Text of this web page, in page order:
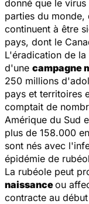
donné que le
parties du monde,
continuent à être
pays, dont le
L'éradication de
d'une campagne
250 millions
pays et territoires
comptait de
Amérique du Sud
plus de 158.000
sont nés avec
épidémie de
La rubéole peut
naissanceou
contracte au